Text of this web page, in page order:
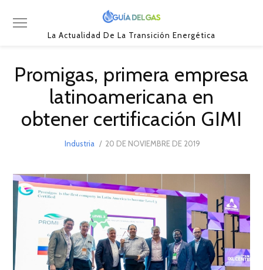
La Actualidad De La Transición Energética
Promigas, primera empresa
latinoamericana en
obtener certificación GIMI
Industria
POSTED
20 DE NOVIEMBRE DE 2019